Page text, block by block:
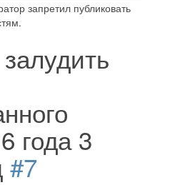
запретил публиковать
года 3
#7